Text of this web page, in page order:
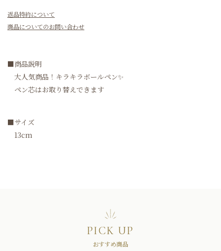
返品特約について
商品についてのお問い合わせ
■商品説明
大人気商品！キラキラボールペン✨
ペン芯はお取り替えできます
■サイズ
13cm
PICK UP
おすすめ商品